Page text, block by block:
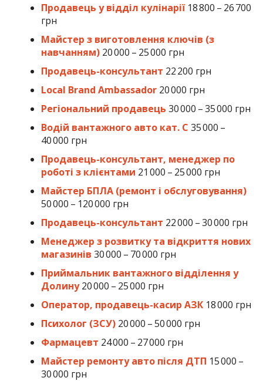
Продавець у відділ кулінарії18 800 – 26 700
грн
Майстер з виготовлення ключів (з
навчанням)20 000 – 25 000 грн
Продавець-консультант 22 200 грн
Local Brand Ambassador20 000 грн
Регіональний продавець 30 000 – 35 000 грн
Водій вантажного авто кат. С 35 000 –
40 000 грн
Продавець-консультант, менеджер по
роботі з клієнтами 21 000 – 25 000 грн
Майстер БПЛА (ремонт і обcлуговування)
50 000 – 120 000 грн
Продавець-консультант 22 000 – 30 000 грн
Менеджер з розвитку та відкриття нових
магазинів 30 000 – 70 000 грн
Приймальник вантажного відділення у
Долину20 000 – 25 000 грн
Оператор, продавець-касир АЗК18 000 грн
Психолог (ЗСУ)20 000 – 50 000 грн
Фармацевт 24 000 – 27 000 грн
Майстер ремонту авто після ДТП 15 000 –
30 000 грн